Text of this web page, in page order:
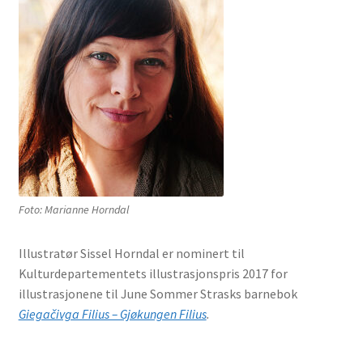
Foto: Marianne Horndal
Illustratør Sissel Horndal er nominert til
Kulturdepartementets illustrasjonspris 2017 for
illustrasjonene til June Sommer Strasks barnebok
Giegačivga Filius – Gjøkungen Filius.